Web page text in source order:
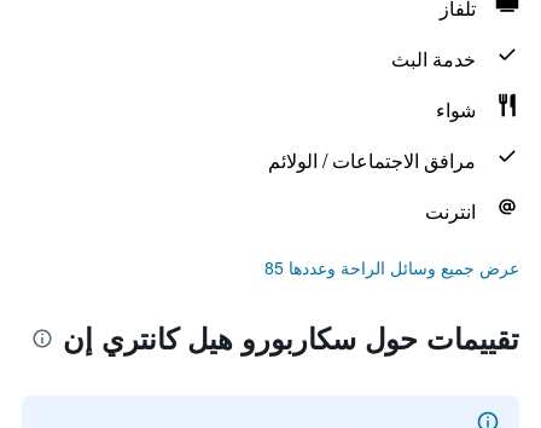
تلفاز
خدمة البث
شواء
مرافق الاجتماعات / الولائم
انترنت
عرض جميع وسائل الراحة وعددها 85
تقييمات حول سكاربورو هيل كانتري إن